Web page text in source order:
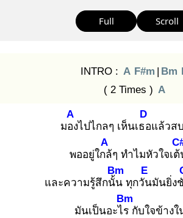
Full Scroll
INTRO : A F#m | Bm
( 2 Times ) A
มอง
A
ไปไกลๆ เห็นเธอ
D
แล้วส
พออยู่ใกล้
A
ๆ ทำไมหัวใจเ
และความรู้สึกนั้น
Bm
ทุกวัน
E
มันยิ่ง
มันเป็นอะไร
Bm
กับใจข้าง